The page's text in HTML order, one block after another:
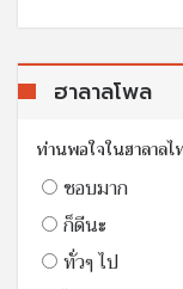
ฮาลาลโพล
ท่านพอใจในฮาลาล
ชอบมาก
ก็ดีนะ
ทั่วๆ ไป